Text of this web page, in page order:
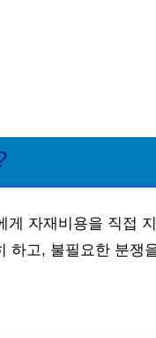
자재비용을 직접
하고, 불필요한 분쟁